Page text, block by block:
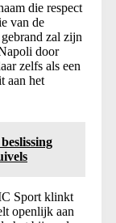
die respect
van de
zal zijn
door
zelfs als een
aan het
Sport klinkt
openlijk aan